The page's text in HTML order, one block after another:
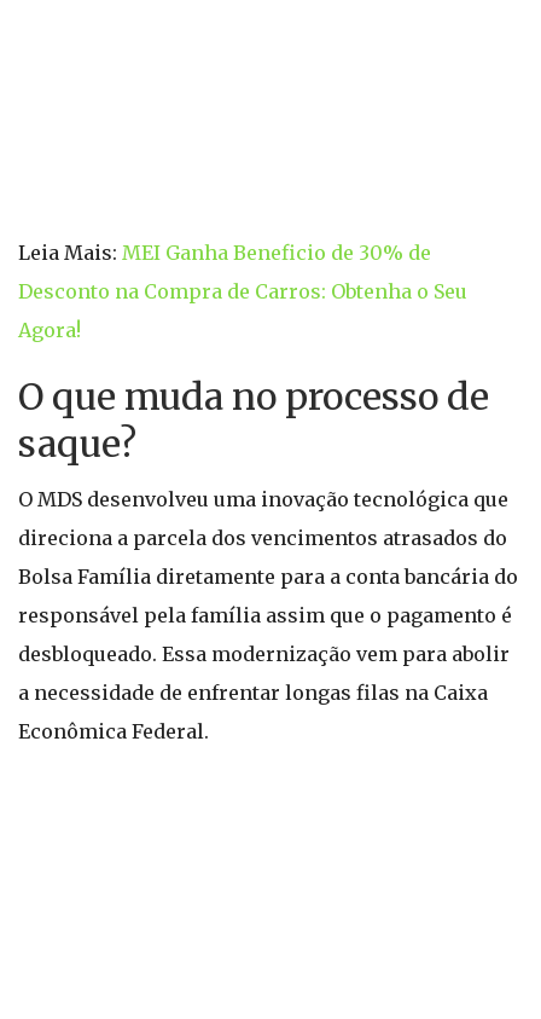
Leia Mais: MEI Ganha Beneficio de 30% de
Desconto na Compra de Carros: Obtenha o Seu
Agora!
O que muda no processo de
saque?
O MDS desenvolveu uma inovação tecnológica que
direciona a parcela dos vencimentos atrasados do
Bolsa Família diretamente para a conta bancária do
responsável pela família assim que o pagamento é
desbloqueado. Essa modernização vem para abolir
a necessidade de enfrentar longas filas na Caixa
Econômica Federal.